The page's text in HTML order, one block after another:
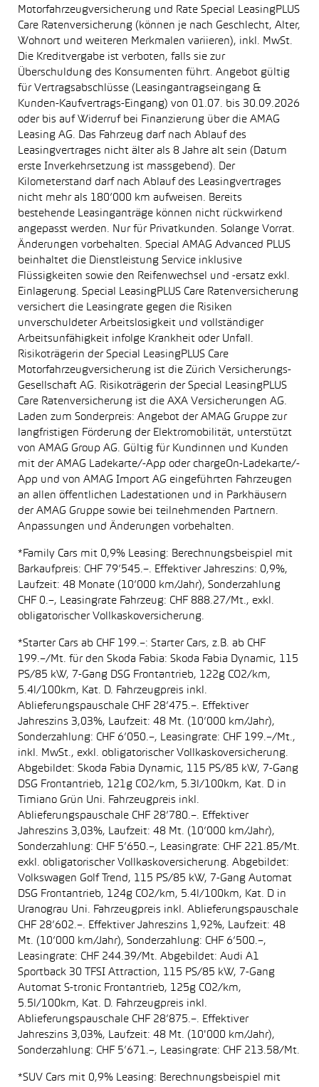
Motorfahrzeugversicherung und Rate Special LeasingPLUS
Care Ratenversicherung (können je nach Geschlecht, Alter,
Wohnort und weiteren Merkmalen variieren), inkl. MwSt.
Die Kreditvergabe ist verboten, falls sie zur
Überschuldung des Konsumenten führt. Angebot gültig
für Vertragsabschlüsse (Leasingantragseingang &
Kunden-Kaufvertrags-Eingang) von 01.07. bis 30.09.2026
oder bis auf Widerruf bei Finanzierung über die AMAG
Leasing AG. Das Fahrzeug darf nach Ablauf des
Leasingvertrages nicht älter als 8 Jahre alt sein (Datum
erste Inverkehrsetzung ist massgebend). Der
Kilometerstand darf nach Ablauf des Leasingvertrages
nicht mehr als 180’000 km aufweisen. Bereits
bestehende Leasinganträge können nicht rückwirkend
angepasst werden. Nur für Privatkunden. Solange Vorrat.
Änderungen vorbehalten. Special AMAG Advanced PLUS
beinhaltet die Dienstleistung Service inklusive
Flüssigkeiten sowie den Reifenwechsel und -ersatz exkl.
Einlagerung. Special LeasingPLUS Care Ratenversicherung
versichert die Leasingrate gegen die Risiken
unverschuldeter Arbeitslosigkeit und vollständiger
Arbeitsunfähigkeit infolge Krankheit oder Unfall.
Risikoträgerin der Special LeasingPLUS Care
Motorfahrzeugversicherung ist die Zürich Versicherungs-
Gesellschaft AG. Risikoträgerin der Special LeasingPLUS
Care Ratenversicherung ist die AXA Versicherungen AG.
Laden zum Sonderpreis: Angebot der AMAG Gruppe zur
langfristigen Förderung der Elektromobilität, unterstützt
von AMAG Group AG. Gültig für Kundinnen und Kunden
mit der AMAG Ladekarte/-App oder chargeOn-Ladekarte/-
App und von AMAG Import AG eingeführten Fahrzeugen
an allen öffentlichen Ladestationen und in Parkhäusern
der AMAG Gruppe sowie bei teilnehmenden Partnern.
Anpassungen und Änderungen vorbehalten.
*Family Cars mit 0,9% Leasing: Berechnungsbeispiel mit
Barkaufpreis: CHF 79’545.–. Effektiver Jahreszins: 0,9%,
Laufzeit: 48 Monate (10’000 km/Jahr), Sonderzahlung
CHF 0.–, Leasingrate Fahrzeug: CHF 888.27/Mt., exkl.
obligatorischer Vollkaskoversicherung.
*Starter Cars ab CHF 199.–: Starter Cars, z.B. ab CHF
199.–/Mt. für den Skoda Fabia: Skoda Fabia Dynamic, 115
PS/85 kW, 7-Gang DSG Frontantrieb, 122g CO2/km,
5.4l/100km, Kat. D. Fahrzeugpreis inkl.
Ablieferungspauschale CHF 28’475.–. Effektiver
Jahreszins 3,03%, Laufzeit: 48 Mt. (10’000 km/Jahr),
Sonderzahlung: CHF 6’050.–, Leasingrate: CHF 199.–/Mt.,
inkl. MwSt., exkl. obligatorischer Vollkaskoversicherung.
Abgebildet: Skoda Fabia Dynamic, 115 PS/85 kW, 7-Gang
DSG Frontantrieb, 121g CO2/km, 5.3l/100km, Kat. D in
Timiano Grün Uni. Fahrzeugpreis inkl.
Ablieferungspauschale CHF 28’780.–. Effektiver
Jahreszins 3,03%, Laufzeit: 48 Mt. (10’000 km/Jahr),
Sonderzahlung: CHF 5’650.–, Leasingrate: CHF 221.85/Mt.
exkl. obligatorischer Vollkaskoversicherung. Abgebildet:
Volkswagen Golf Trend, 115 PS/85 kW, 7-Gang Automat
DSG Frontantrieb, 124g CO2/km, 5.4l/100km, Kat. D in
Uranograu Uni. Fahrzeugpreis inkl. Ablieferungspauschale
CHF 28’602.–. Effektiver Jahreszins 1,92%, Laufzeit: 48
Mt. (10’000 km/Jahr), Sonderzahlung: CHF 6’500.–,
Leasingrate: CHF 244.39/Mt. Abgebildet: Audi A1
Sportback 30 TFSI Attraction, 115 PS/85 kW, 7-Gang
Automat S-tronic Frontantrieb, 125g CO2/km,
5.5l/100km, Kat. D. Fahrzeugpreis inkl.
Ablieferungspauschale CHF 28’875.–. Effektiver
Jahreszins 3,03%, Laufzeit: 48 Mt. (10'000 km/Jahr),
Sonderzahlung: CHF 5’671.–, Leasingrate: CHF 213.58/Mt.
*SUV Cars mit 0,9% Leasing: Berechnungsbeispiel mit